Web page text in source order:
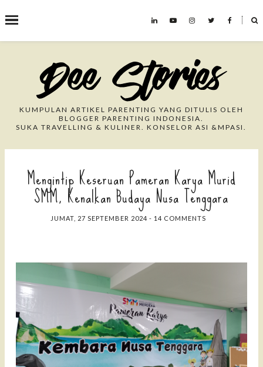
˟
Search This Blog
KUMPULAN ARTIKEL PARENTING YANG DITULIS OLEH
BLOGGER PARENTING INDONESIA.
SUKA TRAVELLING & KULINER. KONSELOR ASI &MPASI.
Mengintip Keseruan Pameran Karya Murid
SMM, Kenalkan Budaya Nusa Tenggara
JUMAT, 27 SEPTEMBER 2024 - 14 COMMENTS